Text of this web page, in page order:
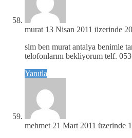
murat 13 Nisan 2011 üzerinde
slm ben murat antalya benimle
telofonlarını bekliyorum telf.
Yanıtla
mehmet 21 Mart 2011 üzerinde